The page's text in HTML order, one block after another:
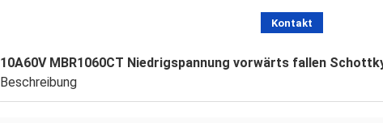
Kontakt
10A60V MBR1060CT Niedrigspannung vorwärts fallen
Beschreibung